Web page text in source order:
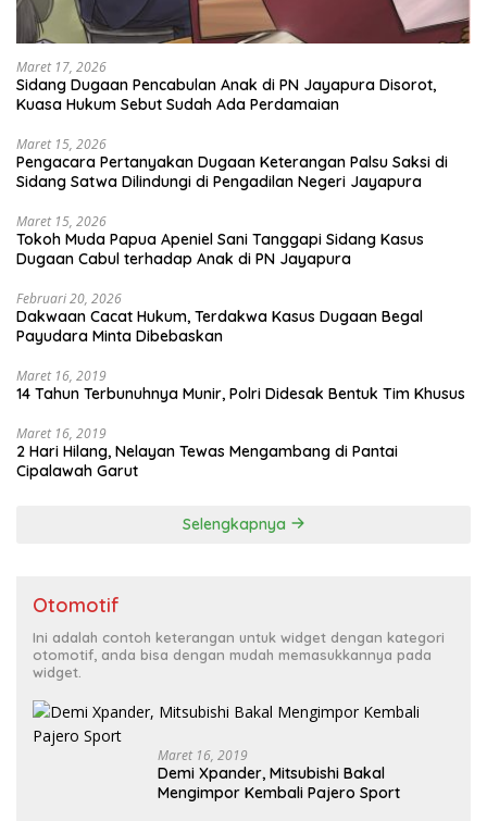
Maret 17, 2026
Sidang Dugaan Pencabulan Anak di PN Jayapura Disorot,
Kuasa Hukum Sebut Sudah Ada Perdamaian
Maret 15, 2026
Pengacara Pertanyakan Dugaan Keterangan Palsu Saksi di
Sidang Satwa Dilindungi di Pengadilan Negeri Jayapura
Maret 15, 2026
Tokoh Muda Papua Apeniel Sani Tanggapi Sidang Kasus
Dugaan Cabul terhadap Anak di PN Jayapura
Februari 20, 2026
Dakwaan Cacat Hukum, Terdakwa Kasus Dugaan Begal
Payudara Minta Dibebaskan
Maret 16, 2019
14 Tahun Terbunuhnya Munir, Polri Didesak Bentuk Tim Khusus
Maret 16, 2019
2 Hari Hilang, Nelayan Tewas Mengambang di Pantai
Cipalawah Garut
Selengkapnya
Otomotif
Ini adalah contoh keterangan untuk widget dengan kategori
otomotif, anda bisa dengan mudah memasukkannya pada
widget.
Maret 16, 2019
Demi Xpander, Mitsubishi Bakal
Mengimpor Kembali Pajero Sport